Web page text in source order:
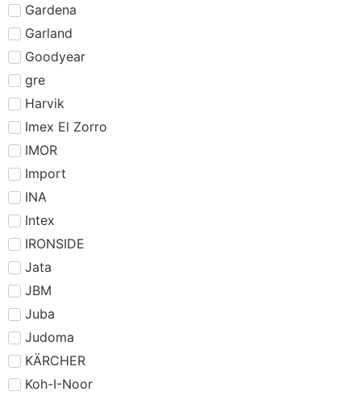
Gardena
Garland
Goodyear
gre
Harvik
Imex El Zorro
IMOR
Import
INA
Intex
IRONSIDE
Jata
JBM
Juba
Judoma
KÄRCHER
Koh-I-Noor